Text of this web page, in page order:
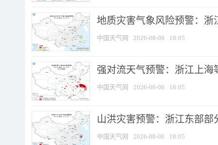
地质灾害气象风险预警：
中国天气网 2026-08-08 18:05
强对流天气预警：浙江上海
中国天气网 2026-08-08 18:05
山洪灾害预警：浙江东部
中国天气网 2026-08-08 18:05